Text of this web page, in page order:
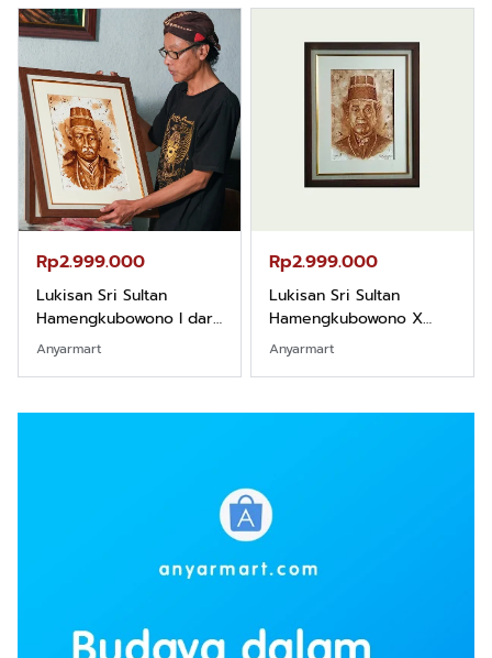
Rp2.999.000
Lukisan Sri Sultan
Hamengkubowono I dari
Kopi Karya Rudi Winarso
Anyarmart
Rp2.999.000
Lukisan Sri Sultan
Hamengkubowono X
dari Kopi Karya Rudi
Winarso
Anyarmart